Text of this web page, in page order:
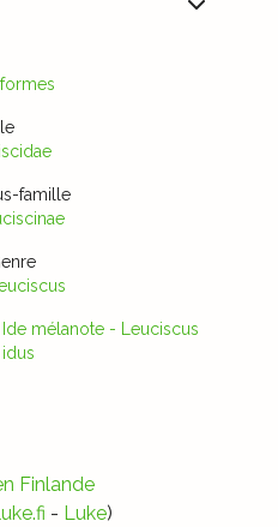
famille
Ide mélanote - Leuciscus
idus
Finlande
- Luke)